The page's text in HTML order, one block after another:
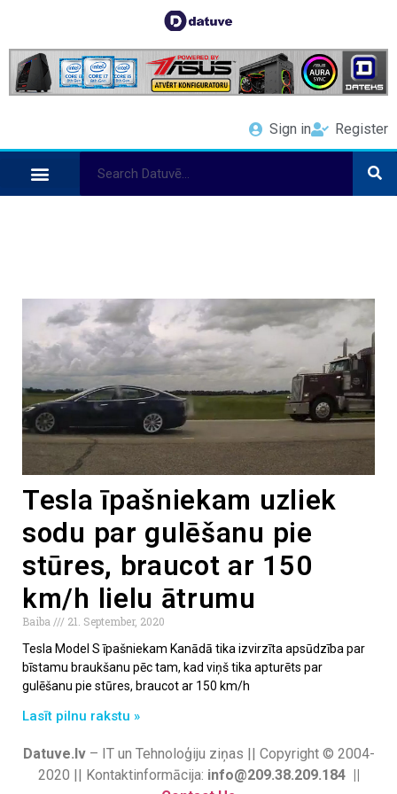
Sign in Register
Tesla īpašniekam uzliek
sodu par gulēšanu pie
stūres, braucot ar 150
km/h lielu ātrumu
Baiba
21. September, 2020
Tesla Model S īpašniekam Kanādā tika izvirzīta apsūdzība par
bīstamu braukšanu pēc tam, kad viņš tika apturēts par
gulēšanu pie stūres, braucot ar 150 km/h
Lasīt pilnu rakstu »
Datuve.lv– IT un Tehnoloģiju ziņas || Copyright © 2004-
2020 || Kontaktinformācija: info@209.38.209.184 ||